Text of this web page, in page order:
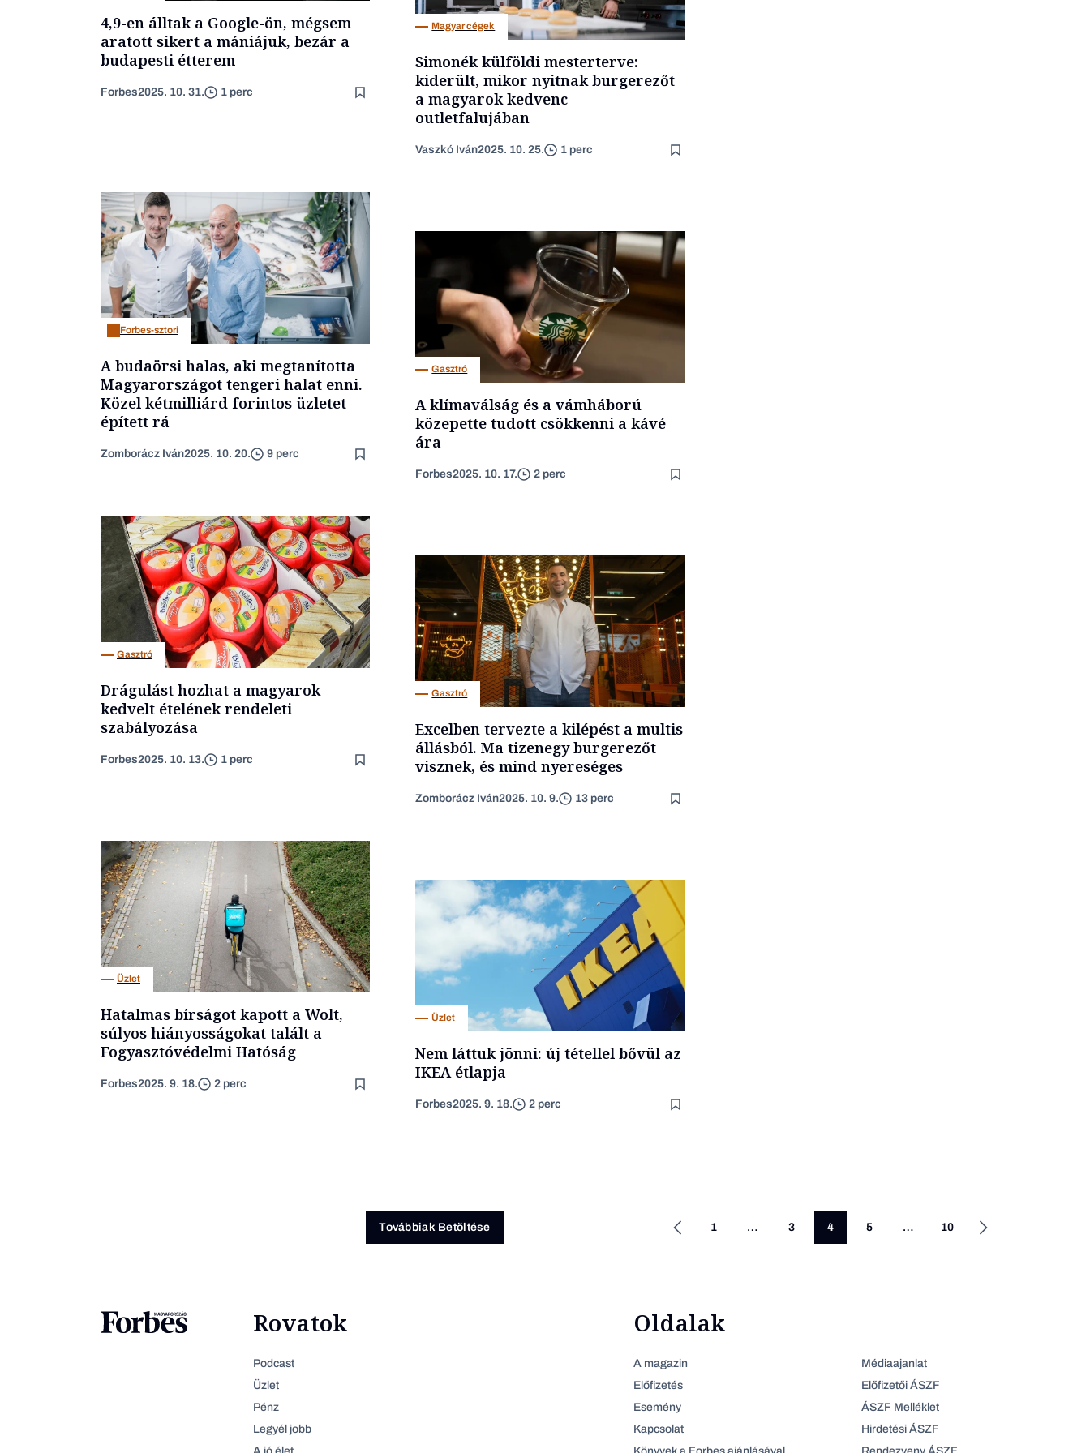
4,9-en álltak a Google-ön, mégsem
aratott sikert a mániájuk, bezár a
budapesti étterem
Forbes2025. 10. 31. 1 perc
Magyar cégek
Simonék külföldi mesterterve:
kiderült, mikor nyitnak burgerezőt
a magyarok kedvenc
outletfalujában
Vaszkó Iván2025. 10. 25. 1 perc
Forbes-sztori
A budaörsi halas, aki megtanította
Magyarországot tengeri halat enni.
Közel kétmilliárd forintos üzletet
épített rá
Zomborácz Iván2025. 10. 20. 9 perc
Gasztró
A klímaválság és a vámháború
közepette tudott csökkenni a kávé
ára
Forbes2025. 10. 17. 2 perc
Gasztró
Drágulást hozhat a magyarok
kedvelt ételének rendeleti
szabályozása
Forbes2025. 10. 13. 1 perc
Gasztró
Excelben tervezte a kilépést a multis
állásból. Ma tizenegy burgerezőt
visznek, és mind nyereséges
Zomborácz Iván2025. 10. 9. 13 perc
Üzlet
Hatalmas bírságot kapott a Wolt,
súlyos hiányosságokat talált a
Fogyasztóvédelmi Hatóság
Forbes2025. 9. 18. 2 perc
Üzlet
Nem láttuk jönni: új tétellel bővül az
IKEA étlapja
Forbes2025. 9. 18. 2 perc
Továbbiak Betöltése 1 … 3 4 5 … 10
Rovatok
Podcast
Üzlet
Pénz
Legyél jobb
Oldalak
A magazin
Előfizetés
Esemény
Kapcsolat
Médiaajanlat
Előfizetői ÁSZF
ÁSZF Melléklet
Hirdetési ÁSZF